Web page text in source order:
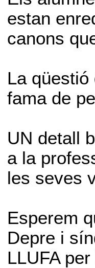
estan
canons
La qüestió
fama de
UN detall
a la
les seves
Esperem
Depre i
LLUFA